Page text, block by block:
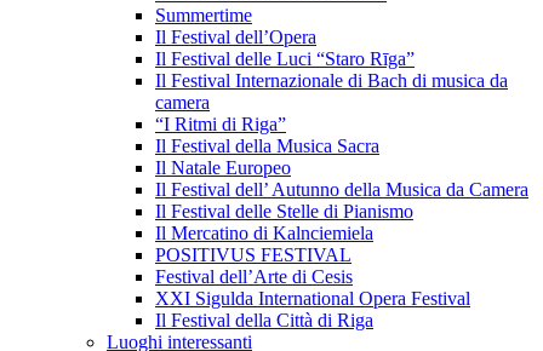
Summertime
Il Festival dell’Opera
Il Festival delle Luci “Staro Rīga”
Il Festival Internazionale di Bach di musica da
camera
“I Ritmi di Riga”
Il Festival della Musica Sacra
Il Natale Europeo
Il Festival dell’ Autunno della Musica da Camera
Il Festival delle Stelle di Pianismo
Il Mercatino di Kalnciemiela
POSITIVUS FESTIVAL
Festival dell’Arte di Cesis
XXI Sigulda International Opera Festival
Il Festival della Città di Riga
Luoghi interessanti